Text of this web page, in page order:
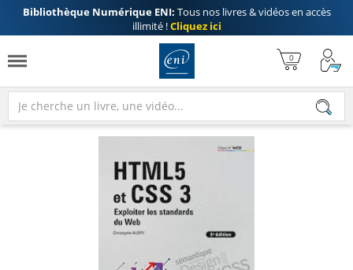
Bibliothèque Numérique ENI: Tous nos livres & vidéos en accès
illimité !Cliquez ici